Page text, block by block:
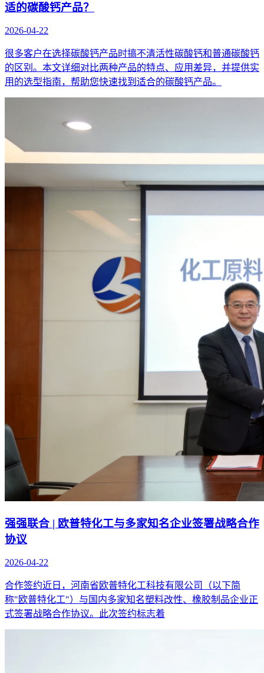
适的碳酸钙产品？
2026-04-22
很多客户在选择碳酸钙产品时搞不清活性碳酸钙和普通碳酸钙
的区别。本文详细对比两种产品的特点、应用差异，并提供实
用的选型指南，帮助您快速找到适合的碳酸钙产品。
强强联合 | 欧普特化工与多家知名企业签署战略合作
协议
2026-04-22
合作签约近日，河南省欧普特化工科技有限公司（以下简
称"欧普特化工"）与国内多家知名塑料改性、橡胶制品企业正
式签署战略合作协议。此次签约标志着